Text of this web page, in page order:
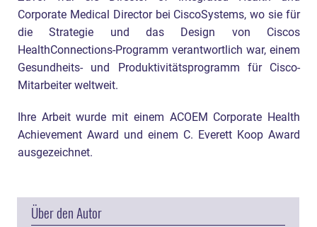
Corporate Medical Director bei CiscoSystems, wo sie für
die Strategie und das Design von Ciscos
HealthConnections-Programm verantwortlich war, einem
Gesundheits- und Produktivitätsprogramm für Cisco-
Mitarbeiter weltweit.
Ihre Arbeit wurde mit einem ACOEM Corporate Health
Achievement Award und einem C. Everett Koop Award
ausgezeichnet.
Über den Autor